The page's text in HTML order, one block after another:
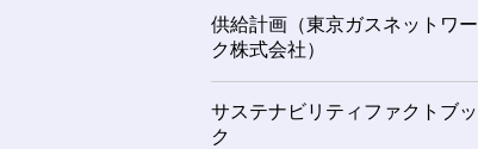
供給計画（東京ガスネットワー
ク株式会社）
サステナビリティファクトブッ
ク